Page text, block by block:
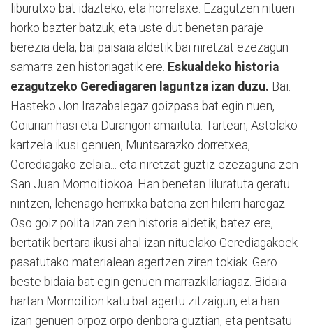
liburutxo bat idazteko, eta horrelaxe. Ezagutzen nituen
horko bazter batzuk, eta uste dut benetan paraje
berezia dela, bai paisaia aldetik bai niretzat ezezagun
samarra zen historiagatik ere. Eskualdeko historia
ezagutzeko Gerediagaren laguntza izan duzu. Bai.
Hasteko Jon Irazabalegaz goizpasa bat egin nuen,
Goiurian hasi eta Durangon amaituta. Tartean, Astolako
kartzela ikusi genuen, Muntsarazko dorretxea,
Gerediagako zelaia... eta niretzat guztiz ezezaguna zen
San Juan Momoitiokoa. Han benetan liluratuta geratu
nintzen, lehenago herrixka batena zen hilerri haregaz.
Oso goiz polita izan zen historia aldetik; batez ere,
bertatik bertara ikusi ahal izan nituelako Gerediagakoek
pasatutako materialean agertzen ziren tokiak. Gero
beste bidaia bat egin genuen marrazkilariagaz. Bidaia
hartan Momoition katu bat agertu zitzaigun, eta han
izan genuen orpoz orpo denbora guztian, eta pentsatu